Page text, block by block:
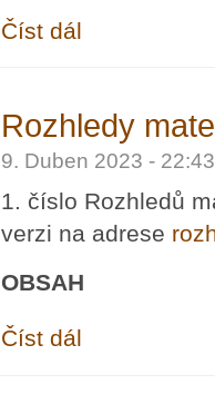
Číst dál
Rozhledy
9. Duben 2023 -
1. číslo Rozhledů
verzi na adrese
OBSAH
Číst dál